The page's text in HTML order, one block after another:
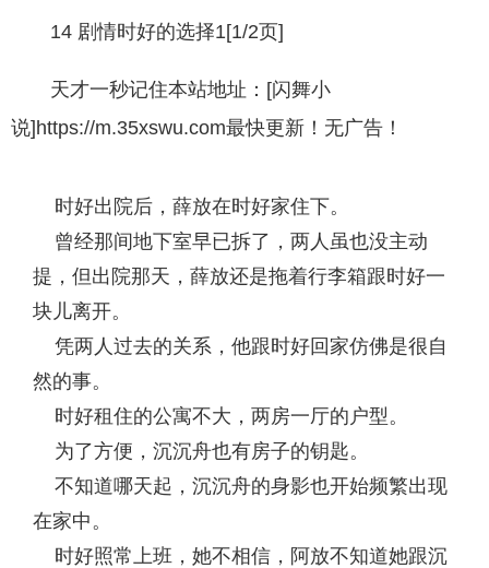
14 剧情时好的选择1[1/2页]
天才一秒记住本站地址：[闪舞小
说]https://m.35xswu.com最快更新！无广告！
时好出院后，薛放在时好家住下。
曾经那间地下室早已拆了，两人虽也没主动
提，但出院那天，薛放还是拖着行李箱跟时好一
块儿离开。
凭两人过去的关系，他跟时好回家仿佛是很自
然的事。
时好租住的公寓不大，两房一厅的户型。
为了方便，沉沉舟也有房子的钥匙。
不知道哪天起，沉沉舟的身影也开始频繁出现
在家中。
时好照常上班，她不相信，阿放不知道她跟沉